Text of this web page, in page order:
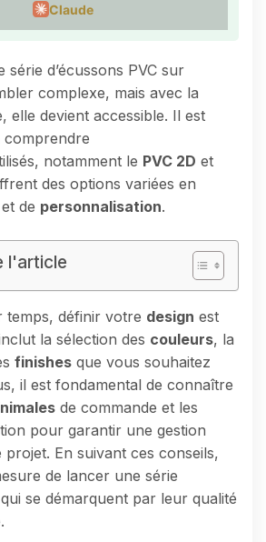
Claude
série d’écussons PVC sur
complexe, mais avec la
elle devient accessible. Il est
comprendre
notamment le PVC 2D et
des options variées en
et de personnalisation.
l'article
temps, définir votre design est
la sélection des couleurs, la
finishes que vous souhaitez
il est fondamental de connaître
de commande et les
pour garantir une gestion
En suivant ces conseils,
de lancer une série
qui se démarquent par leur qualité